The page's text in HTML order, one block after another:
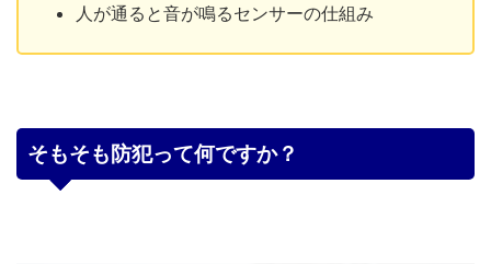
人が通ると音が鳴るセンサーの仕組み
そもそも防犯って何ですか？